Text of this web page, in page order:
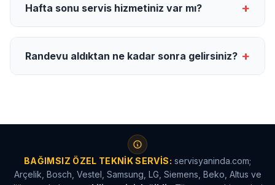
Hafta sonu servis hizmetiniz var mı? +
Randevu aldıktan ne kadar sonra gelirsiniz? +
BAĞIMSIZ ÖZEL TEKNIK SERVIS: servisyaninda.com;
Arçelik, Bosch, Vestel, Samsung, LG, Siemens, Beko, Altus ve